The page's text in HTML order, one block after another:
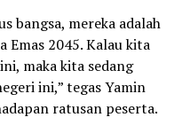
bangsa, mereka adalah
Emas 2045. Kalau kita
maka kita sedang
ini,” tegas Yamin
ratusan peserta.